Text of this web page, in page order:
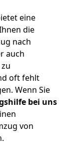
eine
die
nach
auch
oft fehlt
Wenn Sie
bei uns
von